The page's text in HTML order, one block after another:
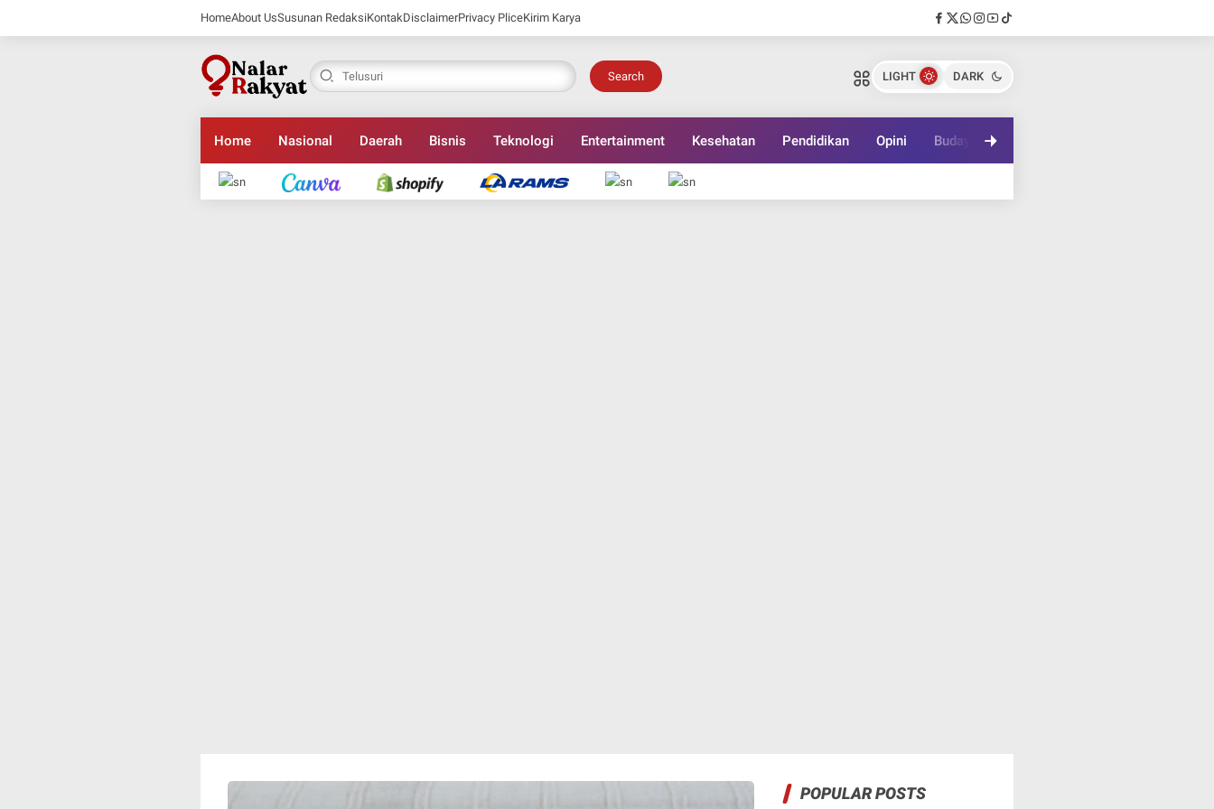
HomeAbout UsSusunan RedaksiKontakDisclaimerPrivacy PliceKirim Karya
Search LIGHT DARK
Home Nasional Daerah Bisnis Teknologi Entertainment Kesehatan Pendidikan Opini Budaya
POPULAR POSTS